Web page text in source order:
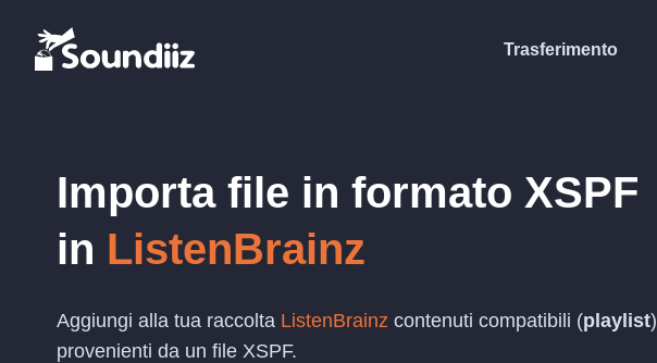
Trasferimento
Importa file in formato XSPF
in ListenBrainz
Aggiungi alla tua raccolta ListenBrainz contenuti compatibili (playlist)
provenienti da un file XSPF.